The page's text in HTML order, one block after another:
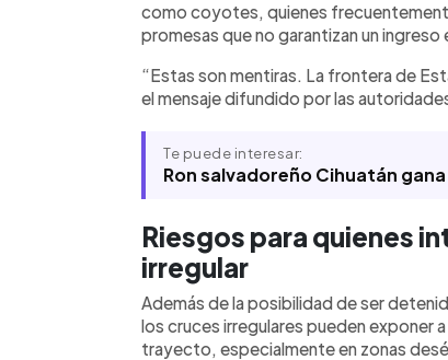
como coyotes, quienes
promesas que no garantizan un
“Estas son mentiras. La frontera de
el mensaje difundido por las
Te puede interesar:
Ron salvadoreño Cihuatán
Riesgos para quienes
irregular
Además de la posibilidad de ser
los cruces irregulares pueden exponer
trayecto, especialmente en zonas